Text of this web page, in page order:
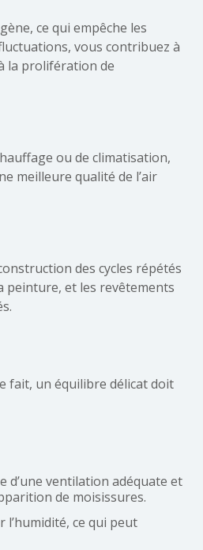
ce qui empêche les
vous contribuez à
la prolifération de
ou de climatisation,
meilleure qualité de l’air
des cycles répétés
peinture, et les revêtements
fait, un équilibre délicat doit
d’une ventilation adéquate et
de moisissures.
l’humidité, ce qui peut